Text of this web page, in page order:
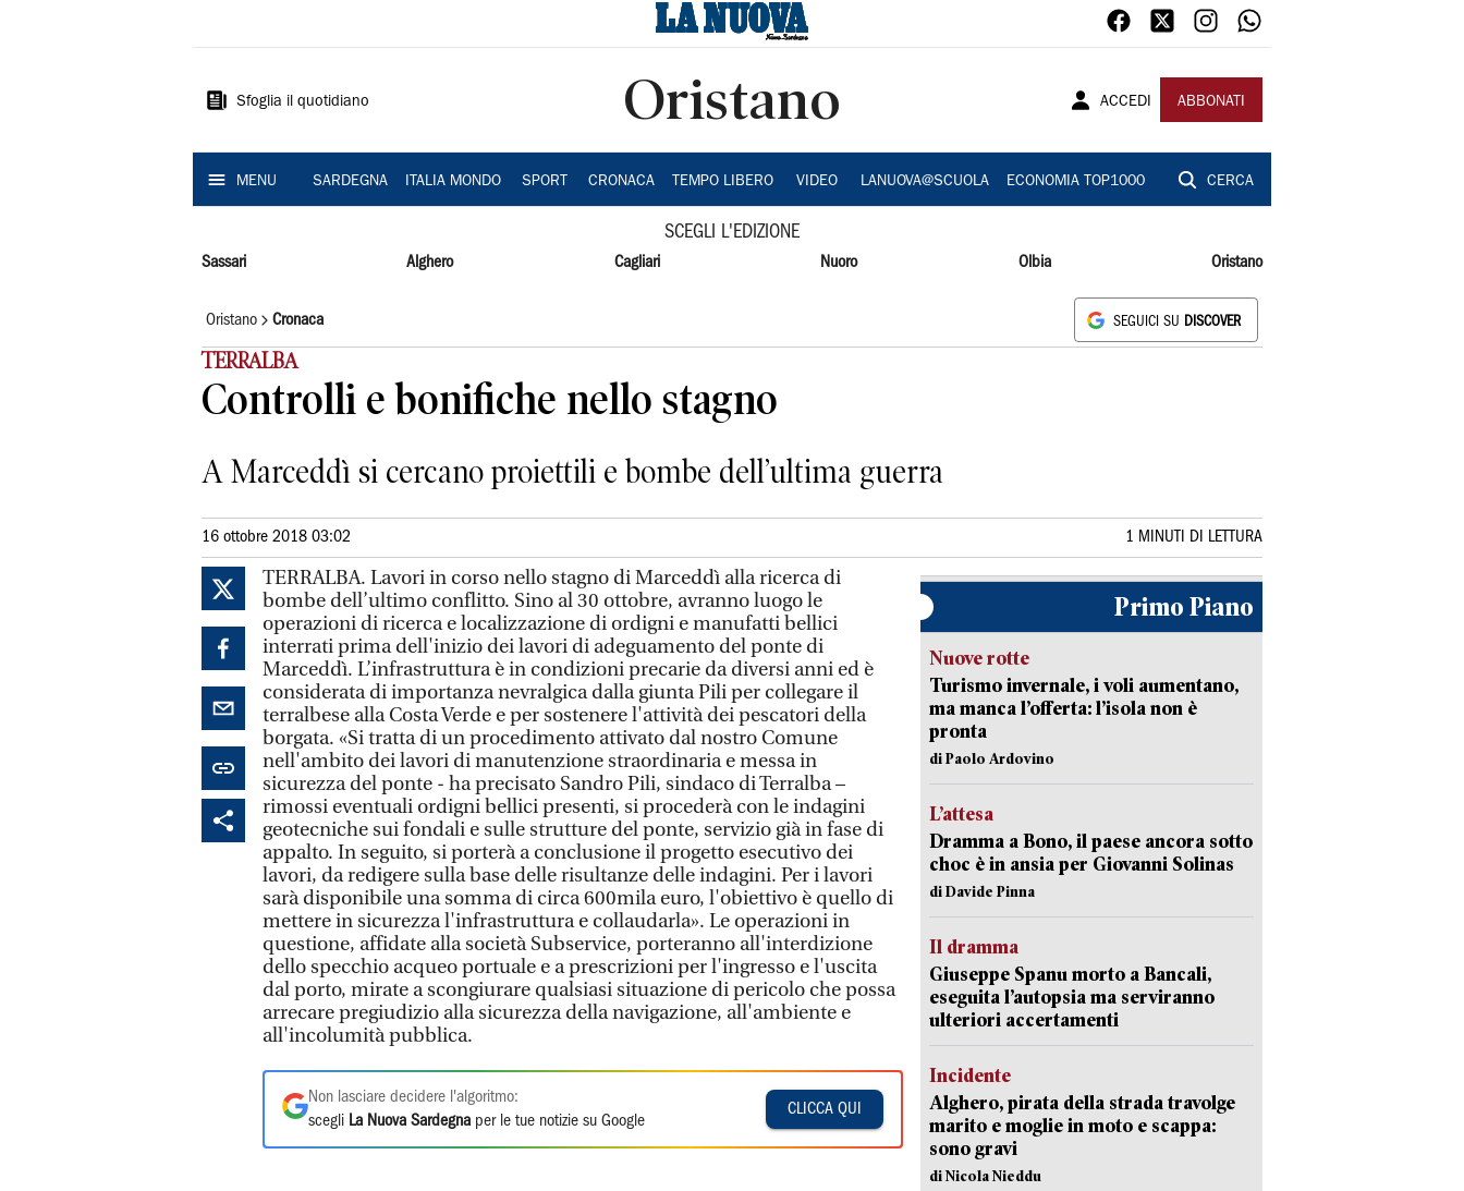
Sardegna
Sfoglia il quotidiano Oristano ACCEDI ABBONATI
MENU SARDEGNA ITALIA MONDO SPORT CRONACA TEMPO LIBERO VIDEO LANUOVA@SCUOLA ECONOMIA TOP1000 CERCA
SCEGLI L'EDIZIONE
Sassari Alghero Cagliari Nuoro Olbia Oristano
Oristano Cronaca SEGUICI SU DISCOVER
TERRALBA
Controlli e bonifiche nello stagno
A Marceddì si cercano proiettili e bombe dell’ultima guerra
16 ottobre 2018 03:02 1 MINUTI DI LETTURA
TERRALBA. Lavori in corso nello stagno di Marceddì alla ricerca di
bombe dell’ultimo conflitto. Sino al 30 ottobre, avranno luogo le
operazioni di ricerca e localizzazione di ordigni e manufatti bellici
interrati prima dell'inizio dei lavori di adeguamento del ponte di
Marceddì. L’infrastruttura è in condizioni precarie da diversi anni ed è
considerata di importanza nevralgica dalla giunta Pili per collegare il
terralbese alla Costa Verde e per sostenere l'attività dei pescatori della
borgata. «Si tratta di un procedimento attivato dal nostro Comune
nell'ambito dei lavori di manutenzione straordinaria e messa in
sicurezza del ponte - ha precisato Sandro Pili, sindaco di Terralba –
rimossi eventuali ordigni bellici presenti, si procederà con le indagini
geotecniche sui fondali e sulle strutture del ponte, servizio già in fase di
appalto. In seguito, si porterà a conclusione il progetto esecutivo dei
lavori, da redigere sulla base delle risultanze delle indagini. Per i lavori
sarà disponibile una somma di circa 600mila euro, l'obiettivo è quello di
mettere in sicurezza l'infrastruttura e collaudarla». Le operazioni in
questione, affidate alla società Subservice, porteranno all'interdizione
dello specchio acqueo portuale e a prescrizioni per l'ingresso e l'uscita
dal porto, mirate a scongiurare qualsiasi situazione di pericolo che possa
arrecare pregiudizio alla sicurezza della navigazione, all'ambiente e
all'incolumità pubblica.
Non lasciare decidere l'algoritmo:
scegli La Nuova Sardegna per le tue notizie su Google
CLICCA QUI
Primo Piano
Nuove rotte
Turismo invernale, i voli aumentano,
ma manca l’offerta: l’isola non è
pronta
di Paolo Ardovino
L’attesa
Dramma a Bono, il paese ancora sotto
choc è in ansia per Giovanni Solinas
di Davide Pinna
Il dramma
Giuseppe Spanu morto a Bancali,
eseguita l’autopsia ma serviranno
ulteriori accertamenti
Incidente
Alghero, pirata della strada travolge
marito e moglie in moto e scappa:
sono gravi
di Nicola Nieddu